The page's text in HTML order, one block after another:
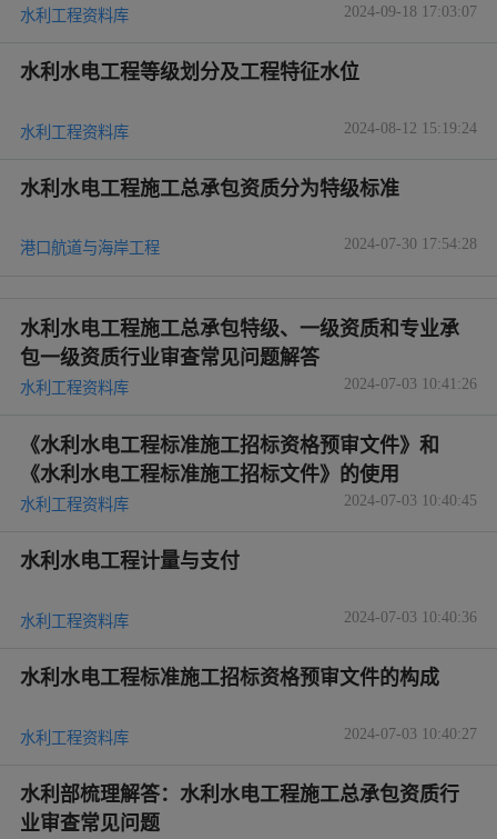
水利工程资料库 2024-09-18 17:03:07
水利水电工程等级划分及工程特征水位
水利工程资料库 2024-08-12 15:19:24
水利水电工程施工总承包资质分为特级标准
港口航道与海岸工程 2024-07-30 17:54:28
水利水电工程施工总承包特级、一级资质和专业承
包一级资质行业审查常见问题解答
水利工程资料库 2024-07-03 10:41:26
《水利水电工程标准施工招标资格预审文件》和
《水利水电工程标准施工招标文件》的使用
水利工程资料库 2024-07-03 10:40:45
水利水电工程计量与支付
水利工程资料库 2024-07-03 10:40:36
水利水电工程标准施工招标资格预审文件的构成
水利工程资料库 2024-07-03 10:40:27
水利部梳理解答：水利水电工程施工总承包资质行
业审查常见问题